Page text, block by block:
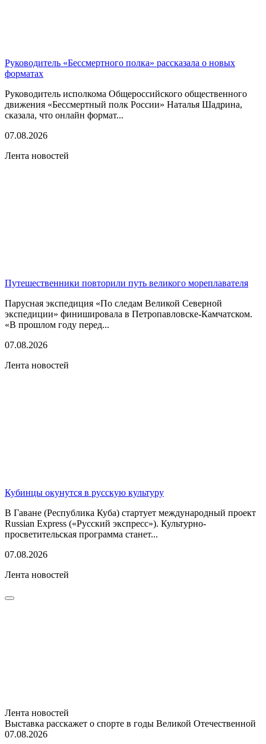
Руководитель «Бессмертного полка» рассказала о новых
форматах
Руководитель исполкома Общероссийского общественного
движения «Бессмертный полк России» Наталья Шадрина,
сказала, что онлайн формат...
07.08.2026
Лента новостей
Путешественники повторили путь великого мореплавателя
Парусная экспедиция «По следам Великой Северной
экспедиции» финишировала в Петропавловске-Камчатском.
«В прошлом году перед...
07.08.2026
Лента новостей
Кубинцы окунутся в русскую культуру
В Гаване (Республика Куба) стартует международный проект
Russian Express («Русский экспресс»). Культурно-
просветительская программа станет...
07.08.2026
Лента новостей
Лента новостей
Выставка расскажет о спорте в годы Великой Отечественной
07.08.2026